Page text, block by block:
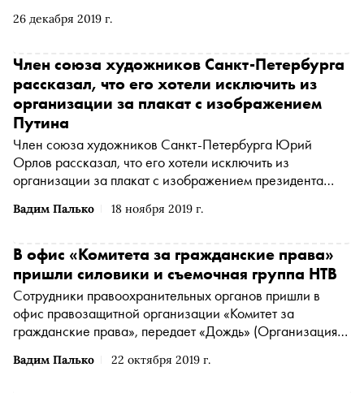
26 декабря 2019 г.
НавальногоКира Ярмыш
Вадим Палько 18 ноября 2019 г.
Член союза художников Санкт-Петербурга
рассказал, что его хотели исключить из
организации за плакат с изображением
Путина
Член союза художников Санкт-Петербурга Юрий
Орлов рассказал, что его хотели исключить из
организации за плакат с изображением президента
Вадим Палько 22 октября 2019 г.
В офис «Комитета за гражданские права»
пришли силовики и съемочная группа НТВ
Сотрудники правоохранительных органов пришли в
офис правозащитной организации «Комитет за
гражданские права», передает«Дождь» (Организация